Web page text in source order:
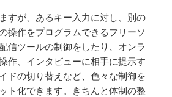
すが、あるキー入力に対し、別の
操作をプログラムできるフリーソ
信ツールの制御をしたり、オンラ
作、インタビューに相手に提示す
ドの切り替えなど、色々な制御を
ト化できます。きちんと体制の整